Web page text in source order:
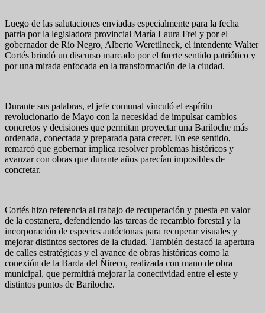
Luego de las salutaciones enviadas especialmente para la fecha
patria por la legisladora provincial María Laura Frei y por el
gobernador de Río Negro, Alberto Weretilneck, el intendente Walter
Cortés brindó un discurso marcado por el fuerte sentido patriótico y
por una mirada enfocada en la transformación de la ciudad.
Durante sus palabras, el jefe comunal vinculó el espíritu
revolucionario de Mayo con la necesidad de impulsar cambios
concretos y decisiones que permitan proyectar una Bariloche más
ordenada, conectada y preparada para crecer. En ese sentido,
remarcó que gobernar implica resolver problemas históricos y
avanzar con obras que durante años parecían imposibles de
concretar.
Cortés hizo referencia al trabajo de recuperación y puesta en valor
de la costanera, defendiendo las tareas de recambio forestal y la
incorporación de especies autóctonas para recuperar visuales y
mejorar distintos sectores de la ciudad. También destacó la apertura
de calles estratégicas y el avance de obras históricas como la
conexión de la Barda del Ñireco, realizada con mano de obra
municipal, que permitirá mejorar la conectividad entre el este y
distintos puntos de Bariloche.